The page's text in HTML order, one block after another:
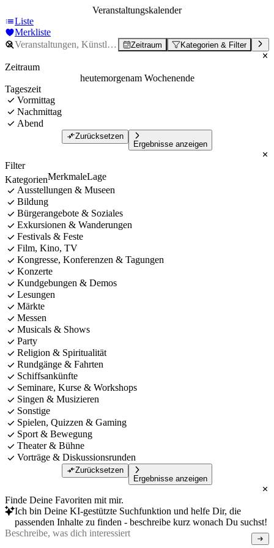
Veranstaltungskalender
Liste
Merkliste
Zeitraum Kategorien & Filter
Zeitraum
heutemorgenam Wochenende
Tageszeit
Vormittag
Nachmittag
Abend
Zurücksetzen
Ergebnisse anzeigen
Filter
KategorienMerkmaleLage
Ausstellungen & Museen
Bildung
Bürgerangebote & Soziales
Exkursionen & Wanderungen
Festivals & Feste
Film, Kino, TV
Kongresse, Konferenzen & Tagungen
Konzerte
Kundgebungen & Demos
Lesungen
Märkte
Messen
Musicals & Shows
Party
Religion & Spiritualität
Rundgänge & Fahrten
Schiffsankünfte
Seminare, Kurse & Workshops
Singen & Musizieren
Sonstige
Spielen, Quizzen & Gaming
Sport & Bewegung
Theater & Bühne
Vorträge & Diskussionsrunden
Zurücksetzen
Ergebnisse anzeigen
Finde Deine Favoriten mit mir.
Ich bin Deine KI-gestützte Suchfunktion und helfe Dir, die
passenden Inhalte zu finden - beschreibe kurz wonach Du suchst!